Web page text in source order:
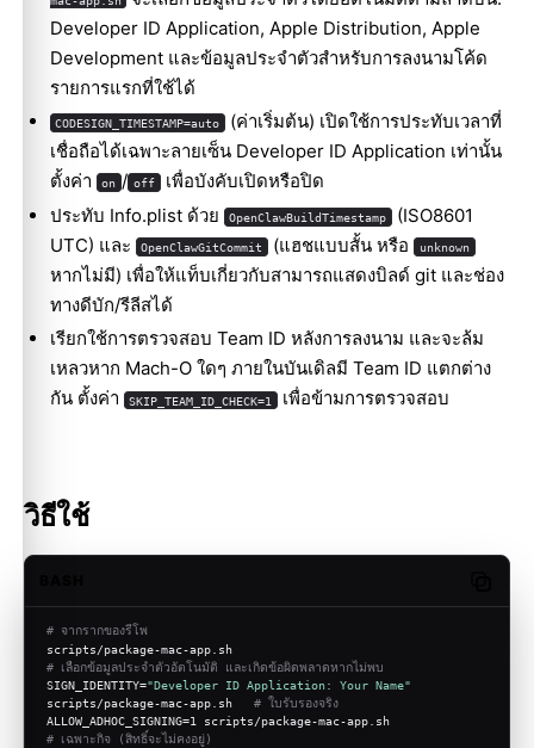
Developer ID Application, Apple Distribution, Apple
Development และข้อมูลประจำตัวสำหรับการลงนามโค้ด
รายการแรกที่ใช้ได้
CODESIGN_TIMESTAMP=auto
(ค่าเริ่มต้น) เปิดใช้การประทับเวลาที่
เชื่อถือได้เฉพาะลายเซ็น Developer ID Application เท่านั้น
ตั้งค่า
on / off เพื่อบังคับเปิดหรือปิด
ประทับ Info.plist ด้วย
OpenClawBuildTimestamp
(ISO8601
UTC) และ
OpenClawGitCommit (แฮชแบบสั้น หรือ unknown
หากไม่มี) เพื่อให้แท็บเกี่ยวกับสามารถแสดงบิลด์ git และช่อง
ทางดีบัก/รีลีสได้
เรียกใช้การตรวจสอบ Team ID หลังการลงนาม และจะล้ม
เหลวหาก Mach-O ใดๆ ภายในบันเดิลมี Team ID แตกต่าง
กัน ตั้งค่า
SKIP_TEAM_ID_CHECK=1 เพื่อข้ามการตรวจสอบ
วิธีใช้
# จากรากของรีโพ
# เลือกข้อมูลประจำตัวอัตโนมัติ และเกิดข้อผิดพลาดหากไม่พบ
SIGN_IDENTITY="Developer ID Application: Your Name"
scripts/package-mac-app.sh # ใบรับรองจริง
# เฉพาะกิจ (สิทธิ์จะไม่คงอยู่)